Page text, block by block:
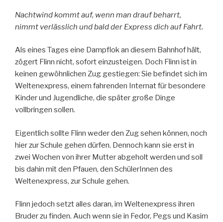
Nachtwind kommt auf, wenn man drauf beharrt,
nimmt verlässlich und baldder Express dich auf Fahrt.
Als eines Tages eine Dampflok an diesem Bahnhof hält,
zögert Flinn nicht, sofort einzusteigen. Doch Flinn ist in
keinen gewöhnlichen Zug gestiegen: Sie befindet sich im
Weltenexpress, einem fahrenden Internat für besondere
Kinder und Jugendliche, die später große Dinge
vollbringen sollen.
Eigentlich sollte Flinn weder den Zug sehen können, noch
hier zur Schule gehen dürfen. Dennoch kann sie erst in
zwei Wochen von ihrer Mutter abgeholt werden und soll
bis dahin mit den Pfauen, den SchülerInnen des
Weltenexpress, zur Schule gehen.
Flinn jedoch setzt alles daran, im Weltenexpress ihren
Bruder zu finden. Auch wenn sie in Fedor, Pegs und Kasim